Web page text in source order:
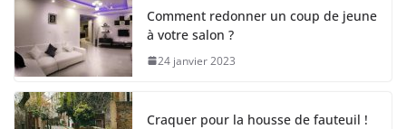
Comment redonner un coup de jeune
à votre salon ?
24 janvier 2023
Craquer pour la housse de fauteuil !